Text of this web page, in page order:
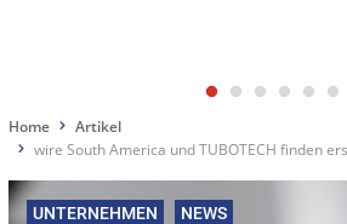
Home
Artikel
wire South America und TUBOTECH finden
UNTERNEHMEN NEWS